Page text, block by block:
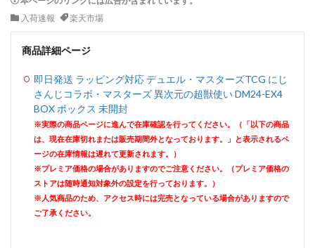
入荷速報
楽天市場
商品詳細ページ
即日発送 ラッピング対応 デュエル・マスターズTCG にじ
さんじコラボ・マスターズ 異次元の超獣使い DM24-EX4
BOX ボックス 未開封
※実際の商品ページに進んで在庫確認を行ってください。（「以下の商品
は、現在在庫切れまたは販売期間外となっております。」と表示されるペ
ージの在庫情報は遅れて更新されます。）
※プレミア価格の場合がありますのでご注意ください。（プレミア価格の
ストアは随時通知対象外の設定を行っております。）
※人気商品のため、アクセス時には完売となっている場合がありますので
ご了承ください。